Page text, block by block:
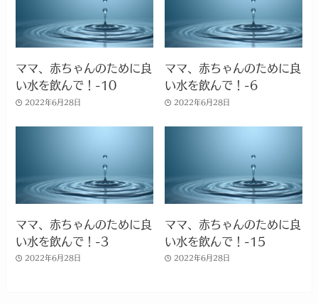
ママ、赤ちゃんのために良
い水を飲んで！-10
2022年6月28日
ママ、赤ちゃんのために良
い水を飲んで！-6
2022年6月28日
ママ、赤ちゃんのために良
い水を飲んで！-3
2022年6月28日
ママ、赤ちゃんのために良
い水を飲んで！-15
2022年6月28日